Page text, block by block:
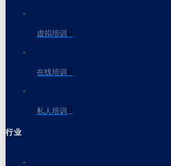
虚拟培训
在线培训
私人培训
行业